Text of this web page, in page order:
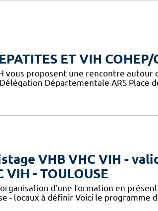
ET VIH COHEP/
vous proposent une rencontre autour
Départementale ARS Place
VHB VHC VIH -
VIH - TOULOUSE
d’une formation en
- locaux à définir Voici le